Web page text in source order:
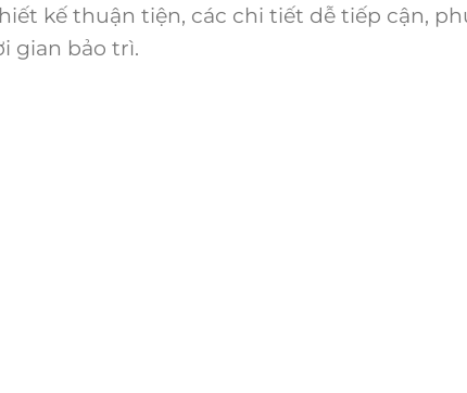
kế thuận tiện, các chi tiết dễ tiếp cận,
gian bảo trì.